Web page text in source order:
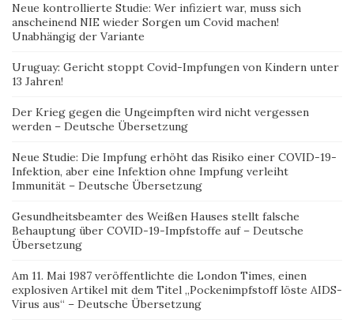
Neue kontrollierte Studie: Wer infiziert war, muss sich
anscheinend NIE wieder Sorgen um Covid machen!
Unabhängig der Variante
Uruguay: Gericht stoppt Covid-Impfungen von Kindern unter
13 Jahren!
Der Krieg gegen die Ungeimpften wird nicht vergessen
werden – Deutsche Übersetzung
Neue Studie: Die Impfung erhöht das Risiko einer COVID-19-
Infektion, aber eine Infektion ohne Impfung verleiht
Immunität – Deutsche Übersetzung
Gesundheitsbeamter des Weißen Hauses stellt falsche
Behauptung über COVID-19-Impfstoffe auf – Deutsche
Übersetzung
Am 11. Mai 1987 veröffentlichte die London Times, einen
explosiven Artikel mit dem Titel „Pockenimpfstoff löste AIDS-
Virus aus“ – Deutsche Übersetzung